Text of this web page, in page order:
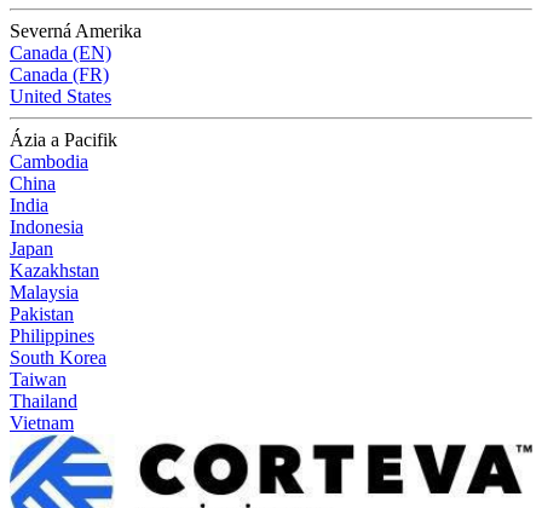
Severná Amerika
Canada (EN)
Canada (FR)
United States
Ázia a Pacifik
Cambodia
China
India
Indonesia
Japan
Kazakhstan
Malaysia
Pakistan
Philippines
South Korea
Taiwan
Thailand
Vietnam